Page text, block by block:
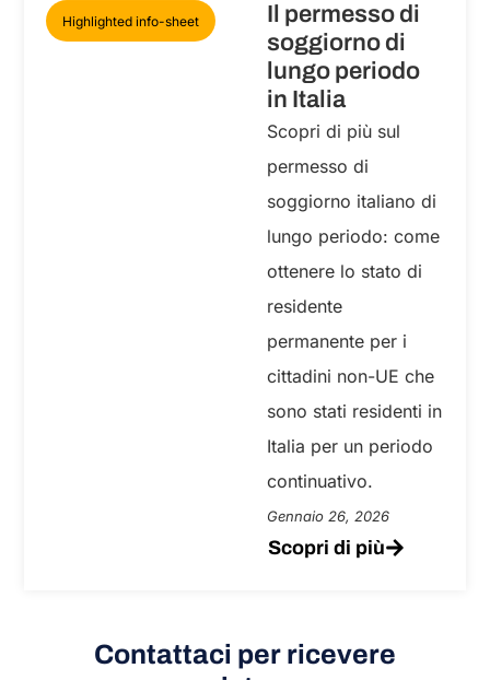
Highlighted info-sheet
Il permesso di
soggiorno di
lungo periodo
in Italia
Scopri di più sul
permesso di
soggiorno italiano di
lungo periodo: come
ottenere lo stato di
residente
permanente per i
cittadini non-UE che
sono stati residenti in
Italia per un periodo
continuativo.
Gennaio 26, 2026
Scopri di più
Contattaci per ricevere